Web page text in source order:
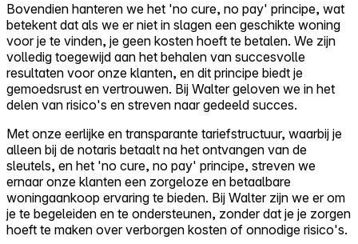
Bovendien hanteren we het 'no cure, no pay' principe, wat
betekent dat als we er niet in slagen een geschikte woning
voor je te vinden, je geen kosten hoeft te betalen. We zijn
volledig toegewijd aan het behalen van succesvolle
resultaten voor onze klanten, en dit principe biedt je
gemoedsrust en vertrouwen. Bij Walter geloven we in het
delen van risico's en streven naar gedeeld succes.
Met onze eerlijke en transparante tariefstructuur, waarbij je
alleen bij de notaris betaalt na het ontvangen van de
sleutels, en het 'no cure, no pay' principe, streven we
ernaar onze klanten een zorgeloze en betaalbare
woningaankoop ervaring te bieden. Bij Walter zijn we er om
je te begeleiden en te ondersteunen, zonder dat je je zorgen
hoeft te maken over verborgen kosten of onnodige risico's.